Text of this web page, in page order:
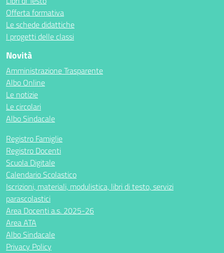
Offerta formativa
Le schede didattiche
I progetti delle classi
Novità
Amministrazione Trasparente
Albo Online
Le notizie
Le circolari
Albo Sindacale
Registro Famiglie
Registro Docenti
Scuola Digitale
Calendario Scolastico
Iscrizioni, materiali, modulistica, libri di testo, servizi
parascolastici
Area Docenti a.s. 2025-26
Area ATA
Albo Sindacale
Privacy Policy